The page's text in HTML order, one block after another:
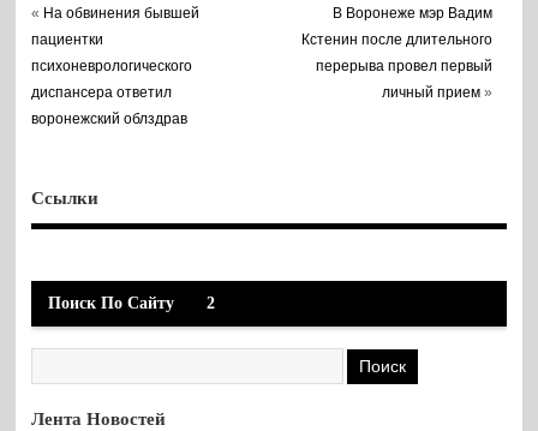
« На обвинения бывшей
пациентки
психоневрологического
диспансера ответил
воронежский облздрав
В Воронеже мэр Вадим
Кстенин после длительного
перерыва провел первый
личный прием »
Ссылки
Поиск По Сайту 2
Лента Новостей